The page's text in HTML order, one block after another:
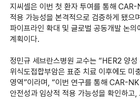
지씨셀은 이번 첫 환자 투여를 통해
적용 가능성을 본격적으로 검증하게 됐으
파이프라인 확대 및 글로벌 공동개발 논의
계획이다.
정민규 세브란스병원 교수는 “HER2 양성
위식도접합부암은 표준 치료 이후에도 미
영역”이라며, “이번 연구를 통해 CAR-NK
안전성과 임상적 적용 가능성을 확인하고,